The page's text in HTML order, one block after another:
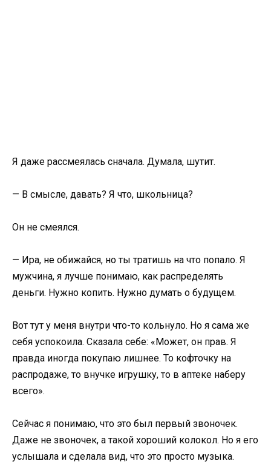
Я даже рассмеялась сначала. Думала, шутит.
— В смысле, давать? Я что, школьница?
Он не смеялся.
— Ира, не обижайся, но ты тратишь на что попало. Я
мужчина, я лучше понимаю, как распределять
деньги. Нужно копить. Нужно думать о будущем.
Вот тут у меня внутри что-то кольнуло. Но я сама же
себя успокоила. Сказала себе: «Может, он прав. Я
правда иногда покупаю лишнее. То кофточку на
распродаже, то внучке игрушку, то в аптеке наберу
всего».
Сейчас я понимаю, что это был первый звоночек.
Даже не звоночек, а такой хороший колокол. Но я его
услышала и сделала вид, что это просто музыка.